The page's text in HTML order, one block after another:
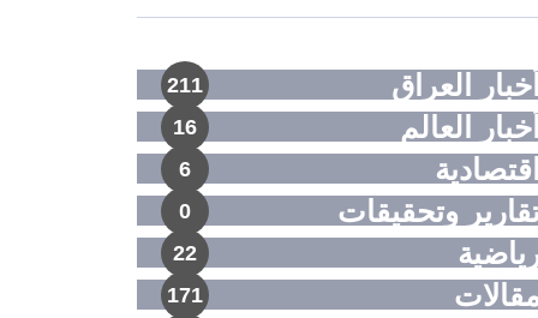
أخبار العراق 211
أخبار العالم 16
اقتصادية 6
وتحقيقات 0
22
171